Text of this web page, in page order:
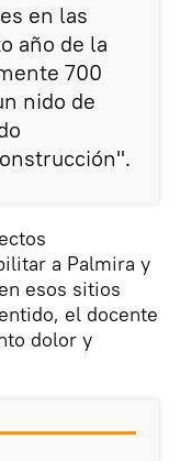
en las
año de la
700
nido de
a Palmira y
esos sitios
el docente
dolor y